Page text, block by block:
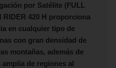
por Satélite (FULL
RIDER 420 H proporciona
en cualquier tipo de
con gran densidad de
montañas, además de
de regiones al